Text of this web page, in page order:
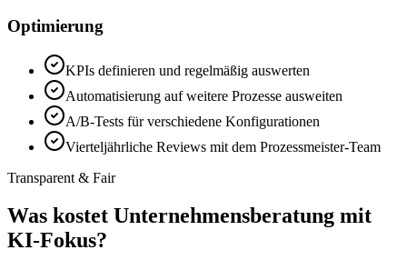
Optimierung
KPIs definieren und regelmäßig auswerten
Automatisierung auf weitere Prozesse ausweiten
A/B-Tests für verschiedene Konfigurationen
Vierteljährliche Reviews mit dem Prozessmeister-Team
Transparent & Fair
Was kostet Unternehmensberatung mit
KI-Fokus?